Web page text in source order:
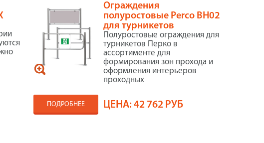
Ограждения
полуростовые Perco BH02
для турникетов
Полуростовые ограждения для
турникетов Перко в
ассортименте для
формирования зон прохода и
оформления интерьеров
проходных
ПОДРОБНЕЕ ЦЕНА:42 762 РУБ